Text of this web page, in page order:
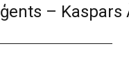
– Kaspars